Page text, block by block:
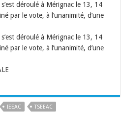
déroulé à Mérignac le 13, 14
par le vote, à l’unanimité, d’une
déroulé à Mérignac le 13, 14
par le vote, à l’unanimité, d’une
IEEAC TSEEAC